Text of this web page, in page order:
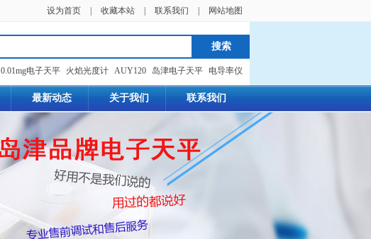
设为首页 收藏本站 联系我们 网站地图
0.01mg电子天平 火焰光度计 AUY120 岛津电子天平 电导率仪
最新动态 关于我们 联系我们